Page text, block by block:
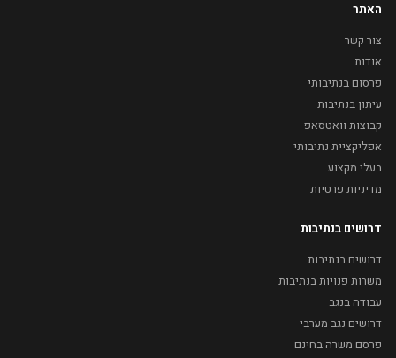
האתר
צור קשר
אודות
פרסום בנתיבותי
עיתון בנתיבות
קבוצות וואטסאפ
אפליקציית נתיבותי
בעלי מקצוע
מדיניות פרטיות
דרושים בנתיבות
דרושים בנתיבות
משרות פנויות בנתיבות
עבודה בנגב
דרושים נגב מערבי
פרסם משרה בחינם